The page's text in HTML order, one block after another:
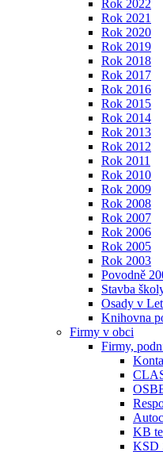
Rok 2022
Rok 2021
Rok 2020
Rok 2019
Rok 2018
Rok 2017
Rok 2016
Rok 2015
Rok 2014
Rok 2013
Rok 2012
Rok 2011
Rok 2010
Rok 2009
Rok 2008
Rok 2007
Rok 2006
Rok 2005
Rok 2003
Povodně
Stavba
Osady v
Knihovna
Firmy v obci
Firmy,
KB
KSD